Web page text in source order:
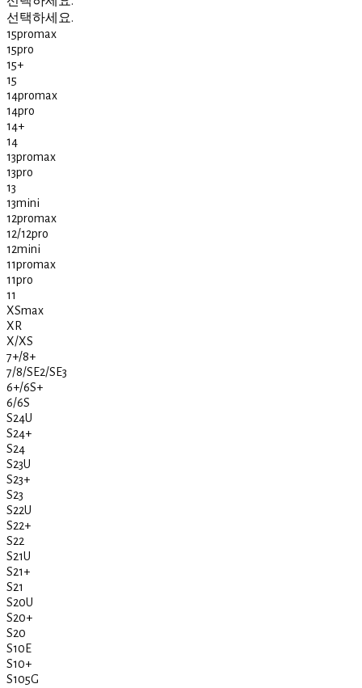
선택하세요.
15promax
15pro
15+
15
14promax
14pro
14+
14
13promax
13pro
13
13mini
12promax
12/12pro
12mini
11promax
11pro
11
XSmax
XR
X/XS
7+/8+
7/8/SE2/SE3
6+/6S+
6/6S
S24U
S24+
S24
S23U
S23+
S23
S22U
S22+
S22
S21U
S21+
S21
S20U
S20+
S20
S10E
S10+
S105G